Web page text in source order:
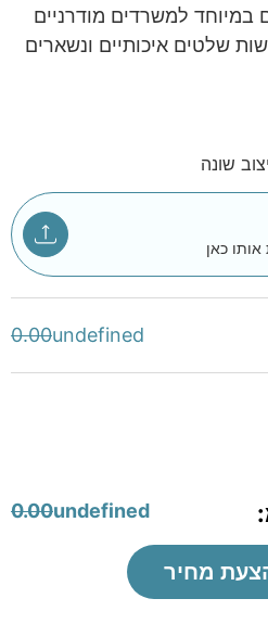
למשרדים מודרניים
שלטים איכותיים ונשארים
שונה
אותו כאן
0.00undefined
0.00undefined
מחיר